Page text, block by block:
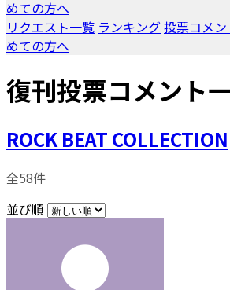
めての方へ
リクエスト一覧 ランキング投票コメン
めての方へ
復刊投票コメント
ROCK BEAT COLLECTION
全58件
並び順